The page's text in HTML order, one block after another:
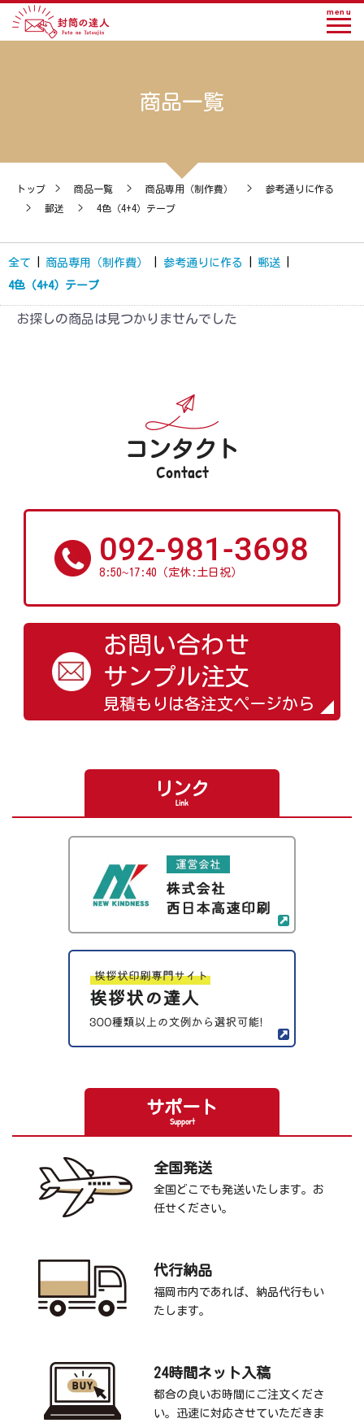
menu
商品一覧
トップ > 商品一覧 > 商品専用（制作費） >
参考通りに作る
>
郵送 > 4色（4+4）テープ
全て 商品専用（制作費） 参考通りに作る 郵送
4色（4+4）テープ
お探しの商品は見つかりませんでした
コンタクト
Contact
092-981-3698
8:50~17:40（定休:土日祝）
お問い合わせ
サンプル注文
見積もりは各注文ページから
リンク
Link
サポート
Support
全国発送
全国どこでも発送いたします。お
任せください。
代行納品
福岡市内であれば、納品代行もい
たします。
24時間ネット入稿
都合の良いお時間にご注文くださ
い。迅速に対応させていただきま